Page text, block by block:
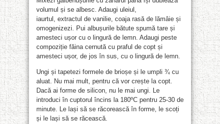
volumul și se albesc. Adaugi uleiul,
iaurtul, extractul de vanilie, coaja rasă de lămâie și
omogenizezi. Pui albușurile bătute spumă tare și
amesteci ușor cu o lingură de lemn. Adaugi peste
compoziție făina cernută cu praful de copt și
amesteci ușor, de jos în sus, cu o lingură de lemn.
Ungi și tapetezi formele de brioșe și le umpli ¾ cu
aluat. Nu mai mult, pentru că vor crește la copt.
Dacă ai forme de silicon, nu le mai ungi. Le
introduci în cuptorul încins la 180ºC pentru 25-30 de
minute. Le lași să se răcorească în forme, le scoți
și le lași să se răcească.